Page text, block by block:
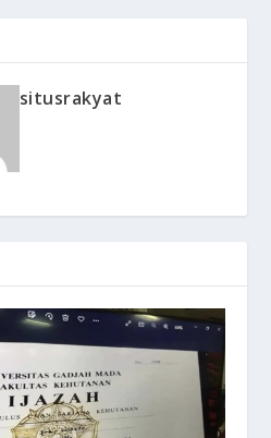
situsrakyat